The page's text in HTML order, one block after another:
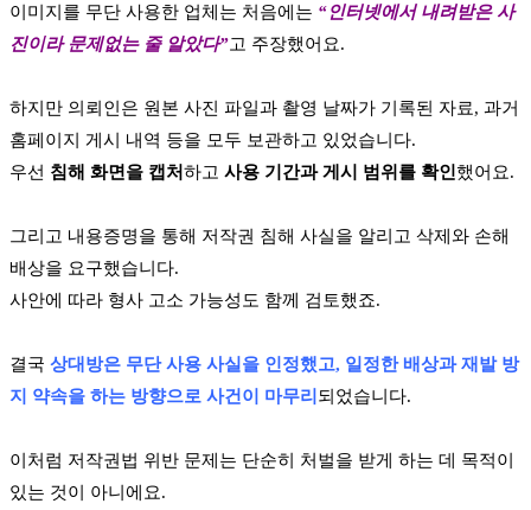
이미지를 무단 사용한 업체는 처음에는 “인터넷에서 내려받은 사
진이라 문제없는 줄 알았다”고 주장했어요.
하지만 의뢰인은 원본 사진 파일과 촬영 날짜가 기록된 자료, 과거
홈페이지 게시 내역 등을 모두 보관하고 있었습니다.
우선 침해 화면을 캡처하고 사용 기간과 게시 범위를 확인했어요.
그리고 내용증명을 통해 저작권 침해 사실을 알리고 삭제와 손해
배상을 요구했습니다.
사안에 따라 형사 고소 가능성도 함께 검토했죠.
결국 상대방은 무단 사용 사실을 인정했고, 일정한 배상과 재발 방
지 약속을 하는 방향으로 사건이 마무리 되었습니다.
이처럼 저작권법 위반 문제는 단순히 처벌을 받게 하는 데 목적이
있는 것이 아니에요.